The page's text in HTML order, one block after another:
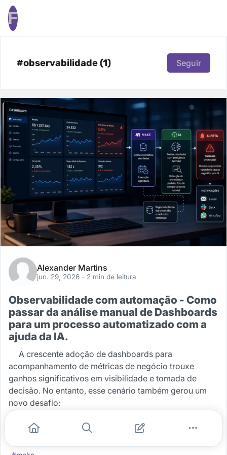
F
#observabilidade (1) Seguir
Alexander Martins
jun. 29, 2026 - 2 min de leitura
Observabilidade com automação - Como
passar da análise manual de Dashboards
para um processo automatizado com a
ajuda da IA.
A crescente adoção de dashboards para
acompanhamento de métricas de negócio trouxe
ganhos significativos em visibilidade e tomada de
decisão. No entanto, esse cenário também gerou um
novo desafio: